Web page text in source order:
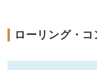
ローリング・